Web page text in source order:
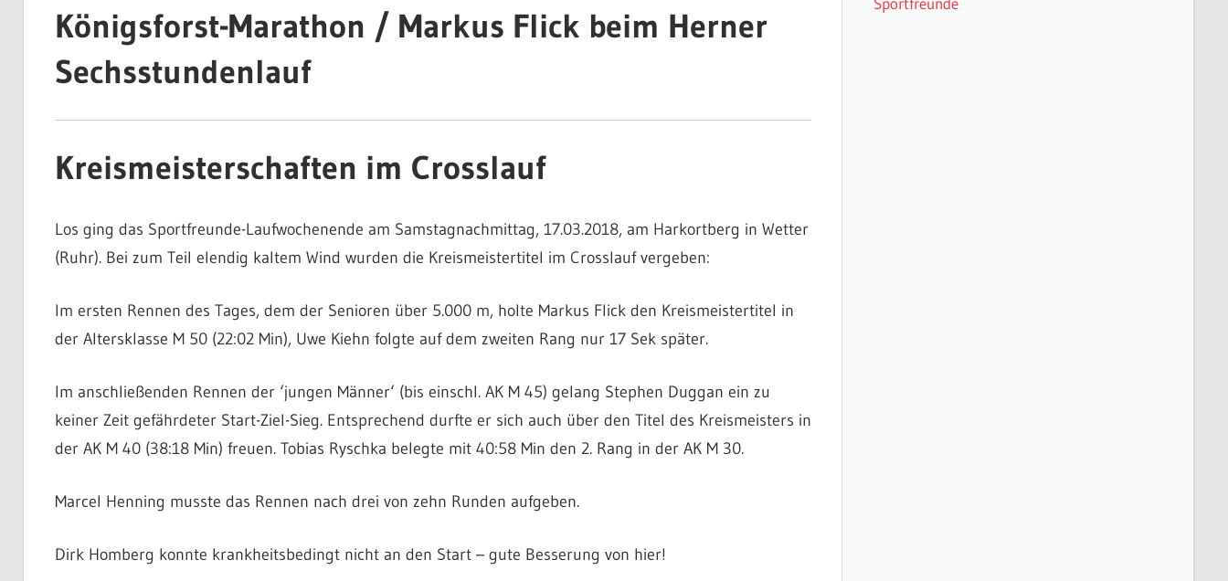
Königsforst-Marathon / Markus Flick beim Herner
Sechsstundenlauf
Kreismeisterschaften im Crosslauf
Los ging das Sportfreunde-Laufwochenende am Samstagnachmittag, 17.03.2018, am Harkortberg in Wetter
(Ruhr). Bei zum Teil elendig kaltem Wind wurden die Kreismeistertitel im Crosslauf vergeben:
Im ersten Rennen des Tages, dem der Senioren über 5.000 m, holte Markus Flick den Kreismeistertitel in
der Altersklasse M 50 (22:02 Min), Uwe Kiehn folgte auf dem zweiten Rang nur 17 Sek später.
Im anschließenden Rennen der ‘jungen Männer‘ (bis einschl. AK M 45) gelang Stephen Duggan ein zu
keiner Zeit gefährdeter Start-Ziel-Sieg. Entsprechend durfte er sich auch über den Titel des Kreismeisters in
der AK M 40 (38:18 Min) freuen. Tobias Ryschka belegte mit 40:58 Min den 2. Rang in der AK M 30.
Marcel Henning musste das Rennen nach drei von zehn Runden aufgeben.
Dirk Homberg konnte krankheitsbedingt nicht an den Start – gute Besserung von hier!